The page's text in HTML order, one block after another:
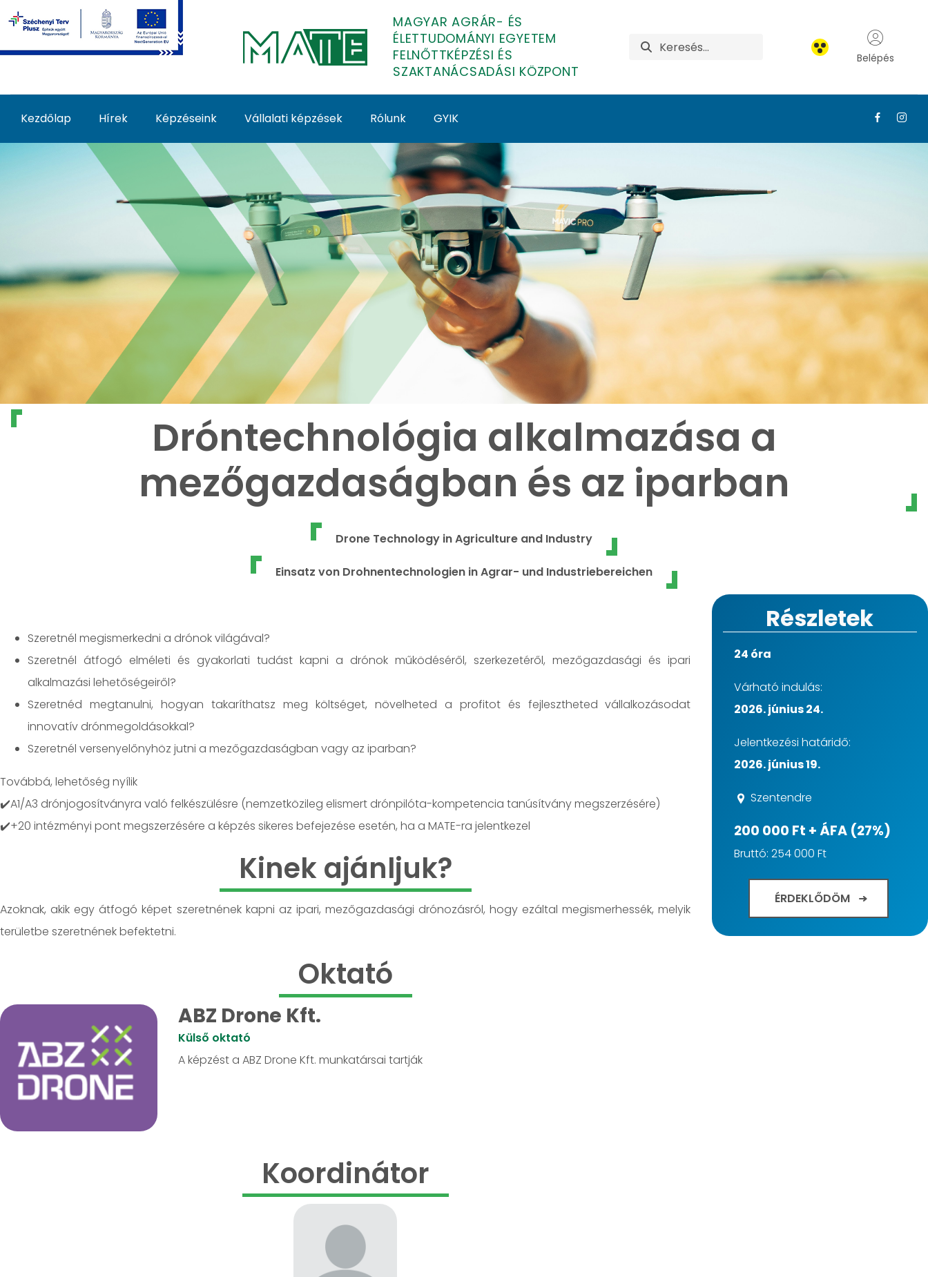
Ugrás a fő tartalomhoz
MAGYAR AGRÁR- ÉS
ÉLETTUDOMÁNYI EGYETEM
FELNŐTTKÉPZÉSI ÉS
SZAKTANÁCSADÁSI KÖZPONT
Belépés
Kezdőlap Hírek Képzéseink Vállalati képzések Rólunk GYIK
Dróntechnológia alkalmazása a mezőgazdaságban és az iparban
Dróntechnológia alkalmazása a
mezőgazdaságban és az iparban
Drone Technology in Agriculture and Industry
Einsatz von Drohnentechnologien in Agrar- und Industriebereichen
Szeretnél megismerkedni a drónok világával?
Szeretnél átfogó elméleti és gyakorlati tudást kapni a drónok működéséről, szerkezetéről, mezőgazdasági és ipari
alkalmazási lehetőségeiről?
Szeretnéd megtanulni, hogyan takaríthatsz meg költséget, növelheted a profitot és fejlesztheted vállalkozásodat
innovatív drónmegoldásokkal?
Szeretnél versenyelőnyhöz jutni a mezőgazdaságban vagy az iparban?
Továbbá, lehetőség nyílik
✔️A1/A3 drónjogosítványra való felkészülésre (nemzetközileg elismert drónpilóta-kompetencia tanúsítvány megszerzésére)
✔️+20 intézményi pont megszerzésére a képzés sikeres befejezése esetén, ha a MATE-ra jelentkezel
Kinek ajánljuk?
Azoknak, akik egy átfogó képet szeretnének kapni az ipari, mezőgazdasági drónozásról, hogy ezáltal megismerhessék, melyik
területbe szeretnének befektetni.
Oktató
ABZ Drone Kft.
Külső oktató
A képzést a ABZ Drone Kft. munkatársai tartják
Koordinátor
Részletek
24 óra
Várható indulás:
2026. június 24.
Jelentkezési határidő:
2026. június 19.
Szentendre
200 000 Ft + ÁFA (27%)
Bruttó: 254 000 Ft
ÉRDEKLŐDÖM